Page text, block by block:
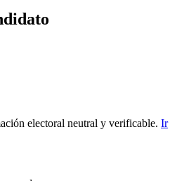
electoral neutral y verificable. Ir